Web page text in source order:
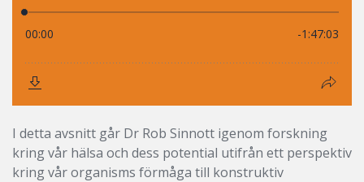
I detta avsnitt går Dr Rob Sinnott igenom forskning
kring vår hälsa och dess potential utifrån ett perspektiv
kring vår organisms förmåga till konstruktiv